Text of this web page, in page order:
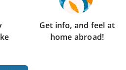
Get info, and feel at
home abroad!